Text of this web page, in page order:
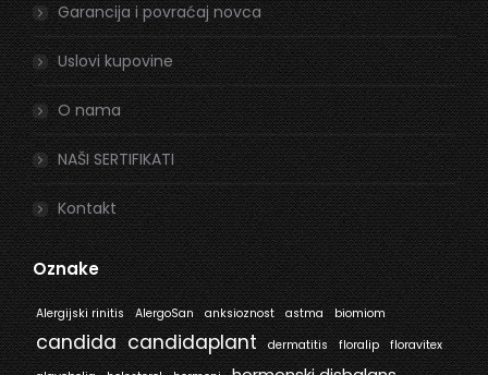
Garancija i povraćaj novca
Uslovi kupovine
O nama
NAŠI SERTIFIKATI
Kontakt
Oznake
Alergijski rinitis AlergoSan anksioznost astma biomiom
candida candidaplant dermatitis floralip
floravitex